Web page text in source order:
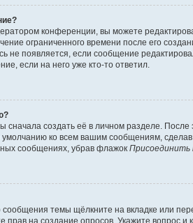
конференции, вы можете
ограниченного времени после его
не появляется, если сообщение
если на него уже кто-то ответил.
создать её в личном разделе. После
ко всем вашим сообщениям,
сообщениях, убрав флажок Присоединить
темы щёлкните на вкладке или
на создание опросов. Укажите вопрос